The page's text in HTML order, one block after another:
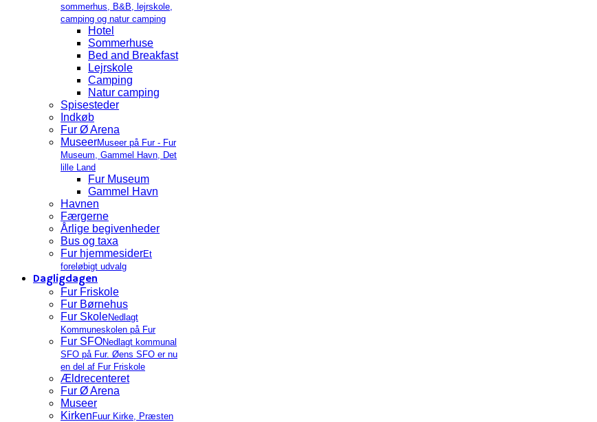
sommerhus, B&B, lejrskole,
camping og natur camping
Hotel
Sommerhuse
Bed and Breakfast
Lejrskole
Camping
Natur camping
Spisesteder
Indkøb
Fur Ø Arena
MuseerMuseer på Fur - Fur
Museum, Gammel Havn, Det
lille Land
Fur Museum
Gammel Havn
Havnen
Færgerne
Årlige begivenheder
Bus og taxa
Fur hjemmesiderEt
foreløbigt udvalg
Dagligdagen
Fur Friskole
Fur Børnehus
Fur SkoleNedlagt
Kommuneskolen på Fur
Fur SFONedlagt kommunal
SFO på Fur. Øens SFO er nu
en del af Fur Friskole
Ældrecenteret
Fur Ø Arena
Museer
Kirken Fuur Kirke, Præsten